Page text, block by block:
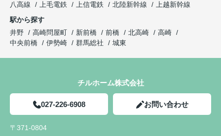
八高線
上毛電鉄 上信電鉄 北陸新幹線
上越新幹線
駅から探す
井野
高崎問屋町 新前橋 前橋 北高崎
高崎
中央前橋
伊勢崎 群馬総社 城東
チルホーム株式会社
027-226-6908 お問い合わせ
〒371-0804